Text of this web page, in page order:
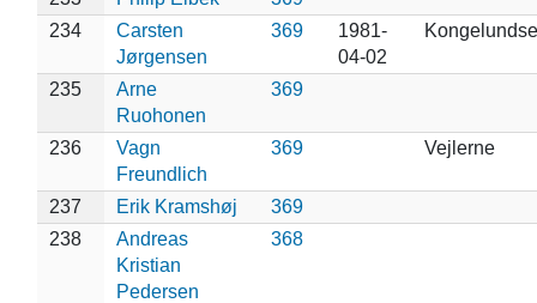
234
Carsten
Jørgensen
369
1981-
04-02
235
Arne
Ruohonen
369
236
Vagn
Freundlich
369 Vejlerne
237 Erik Kramshøj
369
238
Andreas
Kristian
Pedersen
368